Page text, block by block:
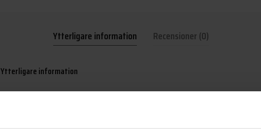
Ytterligare information Recensioner (0)
Ytterligare information
Artikelnr: 744502